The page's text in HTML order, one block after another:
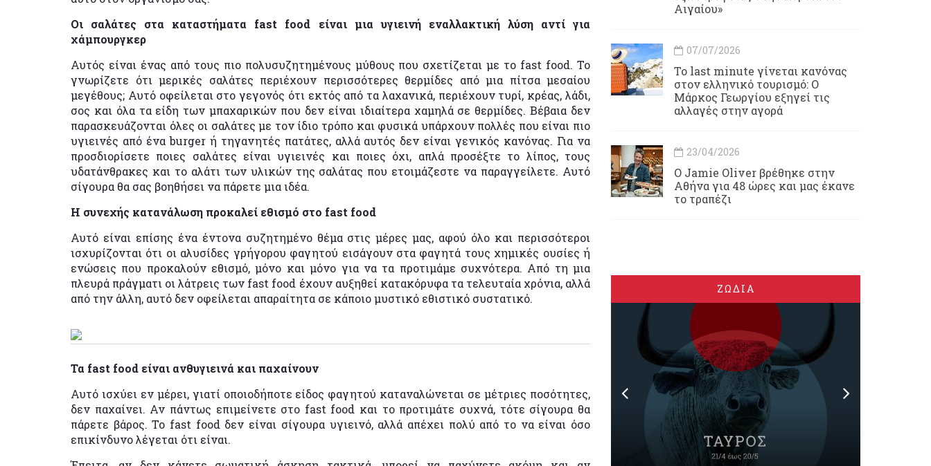
Οι σαλάτες στα καταστήματα fast food είναι μια υγιεινή εναλλακτική λύση αντί για
χάμπουργκερ
Αυτός είναι ένας από τους πιο πολυσυζητημένους μύθους που σχετίζεται με το fast food. Το
γνωρίζετε ότι μερικές σαλάτες περιέχουν περισσότερες θερμίδες από μια πίτσα μεσαίου
μεγέθους; Αυτό οφείλεται στο γεγονός ότι εκτός από τα λαχανικά, περιέχουν τυρί, κρέας, λάδι,
σος και όλα τα είδη των μπαχαρικών που δεν είναι ιδιαίτερα χαμηλά σε θερμίδες. Βέβαια δεν
παρασκευάζονται όλες οι σαλάτες με τον ίδιο τρόπο και φυσικά υπάρχουν πολλές που είναι πιο
υγιεινές από ένα burger ή τηγανητές πατάτες, αλλά αυτός δεν είναι γενικός κανόνας. Για να
προσδιορίσετε ποιες σαλάτες είναι υγιεινές και ποιες όχι, απλά προσέξτε το λίπος, τους
υδατάνθρακες και το αλάτι των υλικών της σαλάτας που ετοιμάζεστε να παραγγείλετε. Αυτό
σίγουρα θα σας βοηθήσει να πάρετε μια ιδέα.
Η συνεχής κατανάλωση προκαλεί εθισμό στο fast food
Αυτό είναι επίσης ένα έντονα συζητημένο θέμα στις μέρες μας, αφού όλο και περισσότεροι
ισχυρίζονται ότι οι αλυσίδες γρήγορου φαγητού εισάγουν στα φαγητά τους χημικές ουσίες ή
ενώσεις που προκαλούν εθισμό, μόνο και μόνο για να τα προτιμάμε συχνότερα. Από τη μια
πλευρά πράγματι οι λάτρεις των fast food έχουν αυξηθεί κατακόρυφα τα τελευταία χρόνια, αλλά
από την άλλη, αυτό δεν οφείλεται απαραίτητα σε κάποιο μυστικό εθιστικό συστατικό.
Τα fast food είναι ανθυγιεινά και παχαίνουν
Αυτό ισχύει εν μέρει, γιατί οποιοδήποτε είδος φαγητού καταναλώνεται σε μέτριες ποσότητες,
δεν παχαίνει. Αν πάντως επιμείνετε στο fast food και το προτιμάτε συχνά, τότε σίγουρα θα
πάρετε βάρος. Το fast food δεν είναι σίγουρα υγιεινό, αλλά απέχει πολύ από το να είναι όσο
επικίνδυνο λέγεται ότι είναι.
Αιγαίου»
07/07/2026
Το last minute γίνεται κανόνας
στον ελληνικό τουρισμό: Ο
Μάρκος Γεωργίου εξηγεί τις
αλλαγές στην αγορά
23/04/2026
Ο Jamie Oliver βρέθηκε στην
Αθήνα για 48 ώρες και μας έκανε
το τραπέζι
ΖΩΔΙΑ